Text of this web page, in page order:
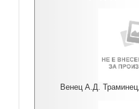
Венец А.Д.